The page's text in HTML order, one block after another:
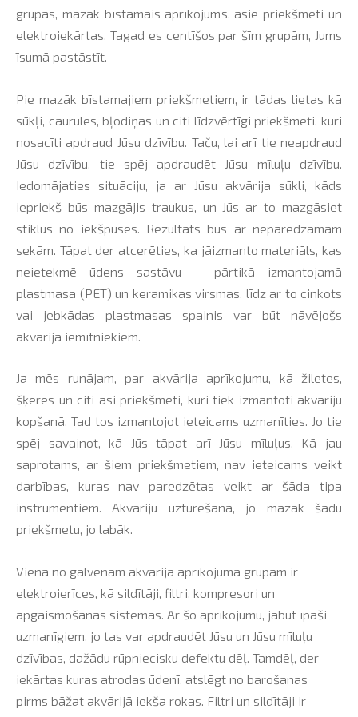
grupas, mazāk bīstamais aprīkojums, asie priekšmeti un
elektroiekārtas. Tagad es centīšos par šīm grupām, Jums
īsumā pastāstīt.
Pie mazāk bīstamajiem priekšmetiem, ir tādas lietas kā
sūkļi, caurules, bļodiņas un citi līdzvērtīgi priekšmeti, kuri
nosacīti apdraud Jūsu dzīvību. Taču, lai arī tie neapdraud
Jūsu dzīvību, tie spēj apdraudēt Jūsu mīluļu dzīvību.
Iedomājaties situāciju, ja ar Jūsu akvārija sūkli, kāds
iepriekš būs mazgājis traukus, un Jūs ar to mazgāsiet
stiklus no iekšpuses. Rezultāts būs ar neparedzamām
sekām. Tāpat der atcerēties, ka jāizmanto materiāls, kas
neietekmē ūdens sastāvu – pārtikā izmantojamā
plastmasa (PET) un keramikas virsmas, līdz ar to cinkots
vai jebkādas plastmasas spainis var būt nāvējošs
akvārija iemītniekiem.
Ja mēs runājam, par akvārija aprīkojumu, kā žiletes,
šķēres un citi asi priekšmeti, kuri tiek izmantoti akvāriju
kopšanā. Tad tos izmantojot ieteicams uzmanīties. Jo tie
spēj savainot, kā Jūs tāpat arī Jūsu mīluļus. Kā jau
saprotams, ar šiem priekšmetiem, nav ieteicams veikt
darbības, kuras nav paredzētas veikt ar šāda tipa
instrumentiem. Akvāriju uzturēšanā, jo mazāk šādu
priekšmetu, jo labāk.
Viena no galvenām akvārija aprīkojuma grupām ir
elektroierīces, kā sildītāji, filtri, kompresori un
apgaismošanas sistēmas. Ar šo aprīkojumu, jābūt īpaši
uzmanīgiem, jo tas var apdraudēt Jūsu un Jūsu mīluļu
dzīvības, dažādu rūpniecisku defektu dēļ. Tamdēļ, der
iekārtas kuras atrodas ūdenī, atslēgt no barošanas
pirms bāžat akvārijā iekša rokas. Filtri un sildītāji ir